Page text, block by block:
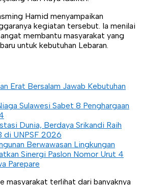
Hamid menyampaikan
kegiatan tersebut. Ia menilai
membantu masyarakat yang
untuk kebutuhan Lebaran.
Erat Bersalam Jawab Kebutuhan
Sulawesi Sabet 8 Penghargaan
Dunia, Berdaya Srikandi Raih
di UNPSF 2026
Berwawasan Lingkungan
Sinergi Paslon Nomor Urut 4
Parepare
masyarakat terlihat dari banyaknya